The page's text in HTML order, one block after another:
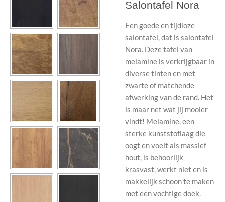
Salontafel Nora
Een goede en tijdloze
salontafel, dat is salontafel
Nora. Deze tafel van
melamine is verkrijgbaar in
diverse tinten en met
zwarte of matchende
afwerking van de rand. Het
is maar net wat jij mooier
vindt! Melamine, een
sterke kunststoflaag die
oogt en voelt als massief
hout, is behoorlijk
krasvast, werkt niet en is
makkelijk schoon te maken
met een vochtige doek.